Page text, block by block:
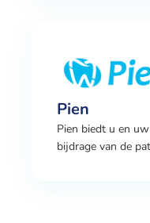
Pien
Pien biedt u en
bijdrage van de